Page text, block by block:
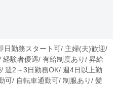
日勤務スタート可/ 主婦(夫)歓迎/
験者優遇/ 有給制度あり/ 昇給
週2～3日勤務OK/ 週4日以上勤
可/ 自転車通勤可/ 制服あり/ 髪